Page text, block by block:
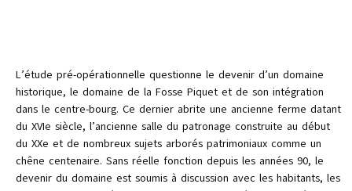
L’étude pré-opérationnelle questionne le devenir d’un domaine
historique, le domaine de la Fosse Piquet et de son intégration
dans le centre-bourg. Ce dernier abrite une ancienne ferme datant
du XVIe siècle, l’ancienne salle du patronage construite au début
du XXe et de nombreux sujets arborés patrimoniaux comme un
chêne centenaire. Sans réelle fonction depuis les années 90, le
devenir du domaine est soumis à discussion avec les habitants, les